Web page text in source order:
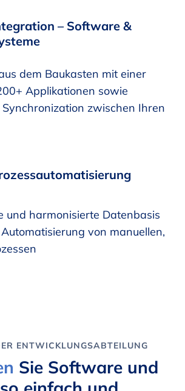
– Software &
dem Baukasten mit einer
Applikationen sowie
zwischen Ihren
und harmonisierte Datenbasis
von manuellen,
ENTWICKLUNGSABTEILUNG
Sie Software und